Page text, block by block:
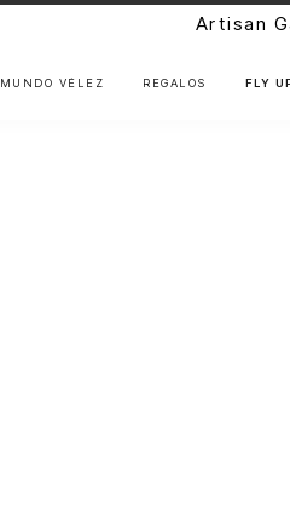
Artisan
MUNDO VÉLEZ REGALOS FLY